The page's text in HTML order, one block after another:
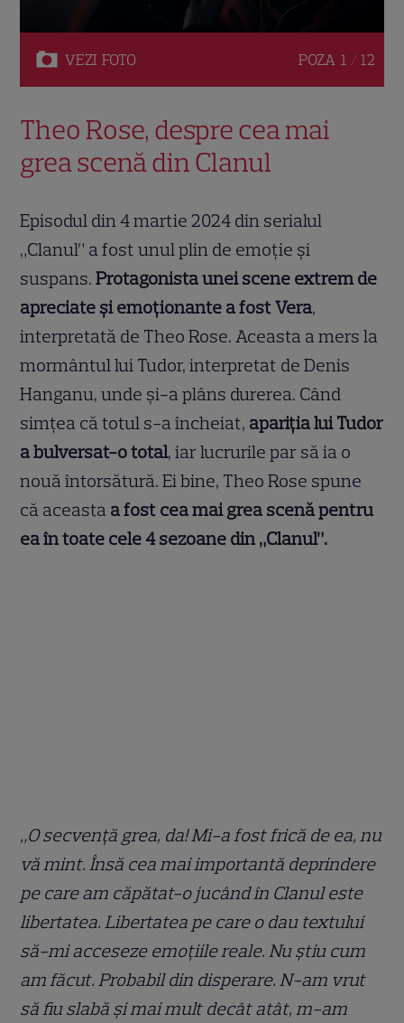
VEZI FOTO POZA 1 / 12
Theo Rose, despre cea mai
grea scenă din Clanul
Episodul din 4 martie 2024 din serialul
„Clanul” a fost unul plin de emoție și
suspans.Protagonista unei scene extrem de
apreciate și emoționante a fost Vera,
interpretată de Theo Rose. Aceasta a mers la
mormântul lui Tudor, interpretat de Denis
Hanganu, unde și-a plâns durerea. Când
simțea că totul s-a încheiat, apariția lui Tudor
a bulversat-o total, iar lucrurile par să ia o
nouă întorsătură. Ei bine, Theo Rose spune
că aceasta a fost cea mai grea scenă pentru
ea în toate cele 4 sezoane din „Clanul”.
„O secvență grea, da! Mi-a fost frică de ea, nu
vă mint. Însă cea mai importantă deprindere
pe care am căpătat-o jucând în Clanul este
libertatea. Libertatea pe care o dau textului
să-mi acceseze emoțiile reale. Nu știu cum
am făcut. Probabil din disperare. N-am vrut
să fiu slabă și mai mult decât atât, m-am